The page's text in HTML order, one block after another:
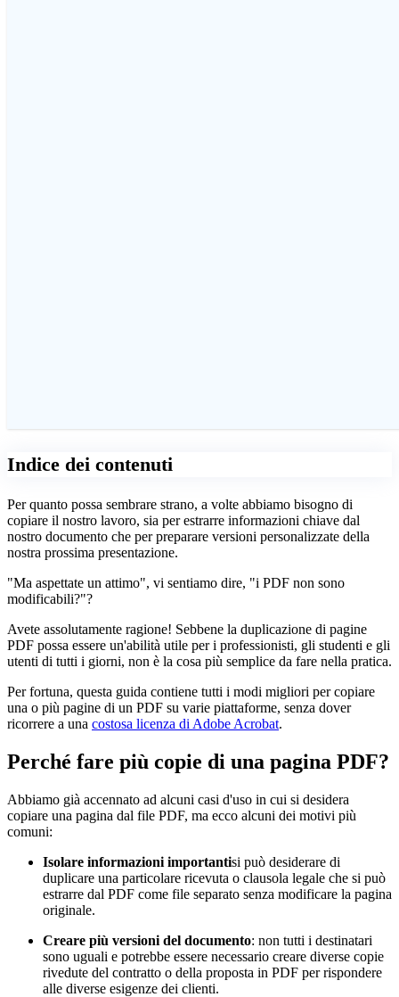
Indice dei contenuti
Per quanto possa sembrare strano, a volte abbiamo bisogno di
copiare il nostro lavoro, sia per estrarre informazioni chiave dal
nostro documento che per preparare versioni personalizzate della
nostra prossima presentazione.
"Ma aspettate un attimo", vi sentiamo dire, "i PDF non sono
modificabili?"?
Avete assolutamente ragione! Sebbene la duplicazione di pagine
PDF possa essere un'abilità utile per i professionisti, gli studenti e gli
utenti di tutti i giorni, non è la cosa più semplice da fare nella pratica.
Per fortuna, questa guida contiene tutti i modi migliori per copiare
una o più pagine di un PDF su varie piattaforme, senza dover
ricorrere a una costosa licenza di Adobe Acrobat.
Perché fare più copie di una pagina PDF?
Abbiamo già accennato ad alcuni casi d'uso in cui si desidera
copiare una pagina dal file PDF, ma ecco alcuni dei motivi più
comuni:
Isolare informazioni importantisi può desiderare di
duplicare una particolare ricevuta o clausola legale che si può
estrarre dal PDF come file separato senza modificare la pagina
originale.
Creare più versioni del documento: non tutti i destinatari
sono uguali e potrebbe essere necessario creare diverse copie
rivedute del contratto o della proposta in PDF per rispondere
alle diverse esigenze dei clienti.